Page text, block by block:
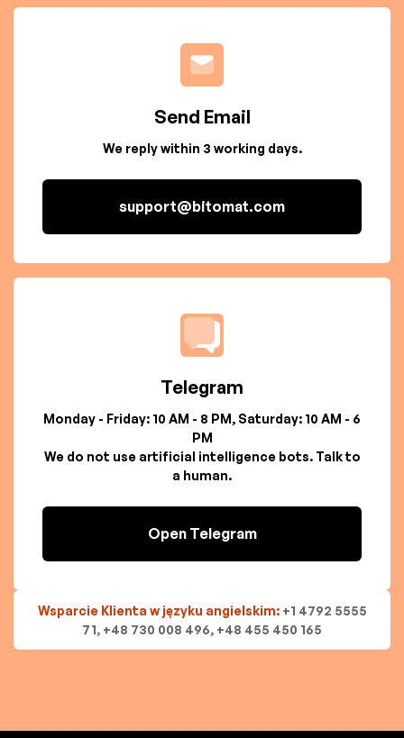
Send Email
We reply within 3 working days.
support@bitomat.com
Telegram
Monday - Friday: 10 AM - 8 PM, Saturday: 10 AM - 6
PM
We do not use artificial intelligence bots. Talk to
a human.
Open Telegram
Wsparcie Klienta w języku angielskim: +1 4792 5555
71, +48 730 008 496, +48 455 450 165